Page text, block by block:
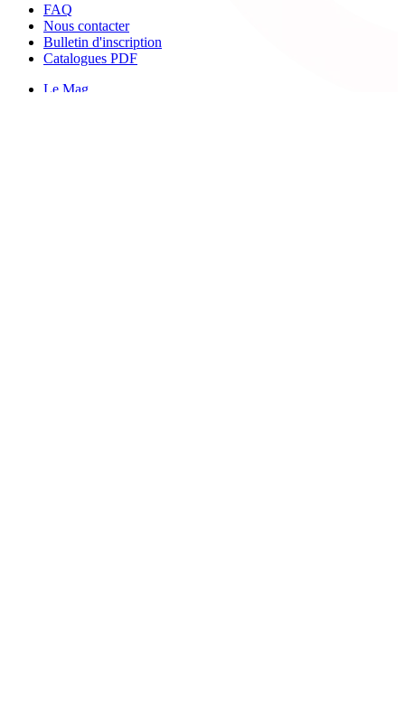
FAQ
Nous contacter
Bulletin d'inscription
Catalogues PDF
Le Mag